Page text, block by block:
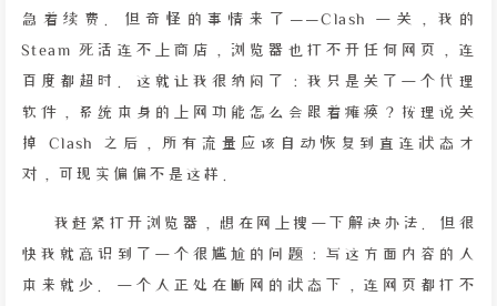
急着续费。但奇怪的事情来了——Clash 一关，我的
Steam 死活连不上商店，浏览器也打不开任何网页，连
百度都超时。这就让我很纳闷了：我只是关了一个代理
软件，系统本身的上网功能怎么会跟着瘫痪？按理说关
掉 Clash 之后，所有流量应该自动恢复到直连状态才
对，可现实偏偏不是这样。
我赶紧打开浏览器，想在网上搜一下解决办法。但很
快我就意识到了一个很尴尬的问题：写这方面内容的人
本来就少。一个人正处在断网的状态下，连网页都打不